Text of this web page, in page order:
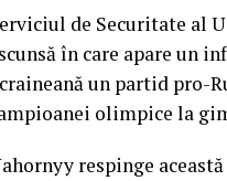
de Securitate al
în care apare un
un partid pro-
olimpice la
respinge